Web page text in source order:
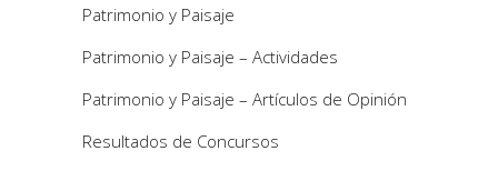
Patrimonio y Paisaje
Patrimonio y Paisaje – Actividades
Patrimonio y Paisaje – Artículos de Opinión
Resultados de Concursos